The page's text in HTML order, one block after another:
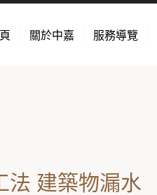
關於中嘉 服務導覽
法 建築物漏水